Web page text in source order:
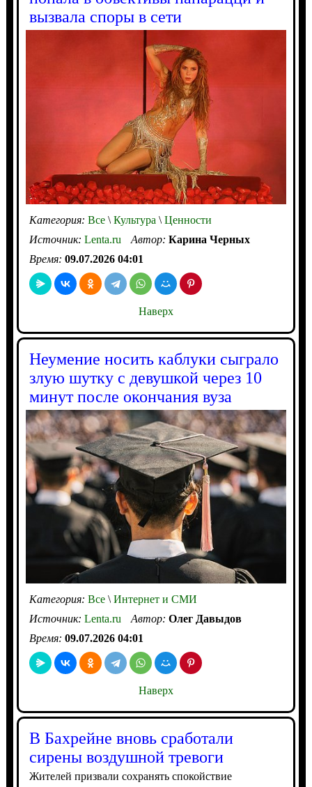
вызвала споры в сети
Категория: Все\Культура \Ценности
Источник: Lenta.ru Автор: Карина Черных
Время: 09.07.2026 04:01
Наверх
Неумение носить каблуки сыграло
злую шутку с девушкой через 10
минут после окончания вуза
Категория: Все\Интернет и СМИ
Источник: Lenta.ru Автор: Олег Давыдов
Время: 09.07.2026 04:01
Наверх
В Бахрейне вновь сработали
сирены воздушной тревоги
Жителей призвали сохранять спокойствие